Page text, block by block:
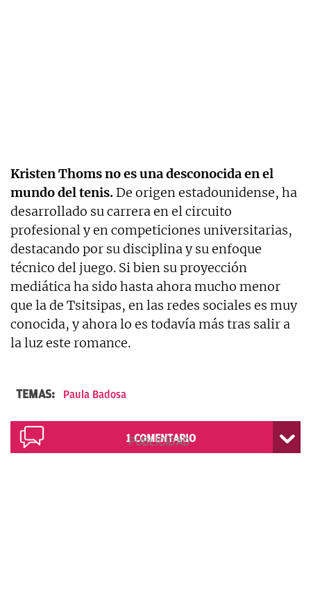
Kristen Thoms no es una desconocida en el
mundo del tenis. De origen estadounidense, ha
desarrollado su carrera en el circuito
profesional y en competiciones universitarias,
destacando por su disciplina y su enfoque
técnico del juego. Si bien su proyección
mediática ha sido hasta ahora mucho menor
que la de Tsitsipas, en las redes sociales es muy
conocida, y ahora lo es todavía más tras salir a
la luz este romance.
TEMAS: Paula Badosa
1 COMENTARIO